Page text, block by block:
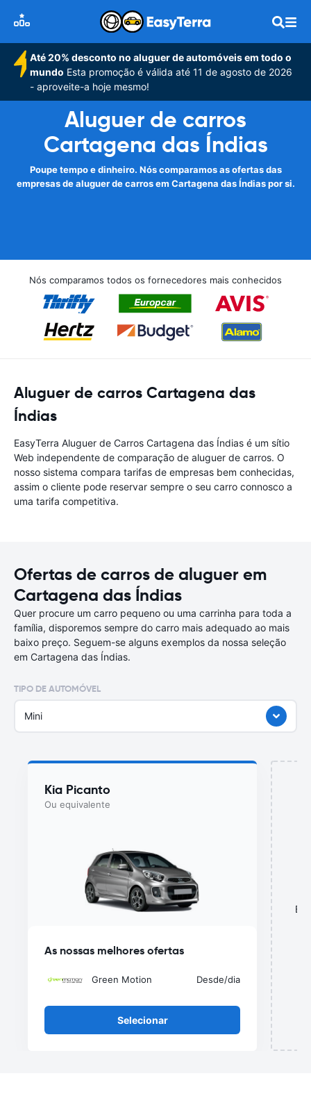
Até 20% desconto no aluguer de automóveis em todo o
mundo Esta promoção é válida até 11 de agosto de 2026
- aproveite-a hoje mesmo!
Aluguer de carros
Cartagena das Índias
Poupe tempo e dinheiro. Nós comparamos as ofertas das
empresas de aluguer de carros em Cartagena das Índias por si.
Nós comparamos todos os fornecedores mais conhecidos
Aluguer de carros Cartagena das
Índias
EasyTerra Aluguer de Carros Cartagena das Índias é um sítio
Web independente de comparação de aluguer de carros. O
nosso sistema compara tarifas de empresas bem conhecidas,
assim o cliente pode reservar sempre o seu carro connosco a
uma tarifa competitiva.
Ofertas de carros de aluguer em
Cartagena das Índias
Quer procure um carro pequeno ou uma carrinha para toda a
família, disporemos sempre do carro mais adequado ao mais
baixo preço. Seguem-se alguns exemplos da nossa seleção
em Cartagena das Índias.
TIPO DE AUTOMÓVEL
Mini
Kia Picanto
Ou equivalente
As nossas melhores ofertas
Green Motion Desde/dia
Selecionar